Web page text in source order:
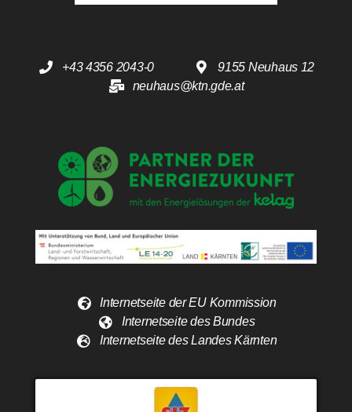
+43 4356 2043-0
9155 Neuhaus 12
neuhaus@ktn.gde.at
Internetseite der EU Kommission
Internetseite des Bundes
Internetseite des Landes Kärnten